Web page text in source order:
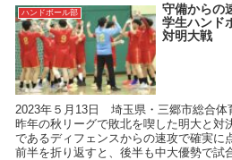
ハンドボール部
守備からの
学生ハンド
対明大戦
2023年５月13日 埼玉県・三郷市総合体
昨年の秋リーグで敗北を喫した明大と対
であるディフェンスからの速攻で確実に
前半を折り返すと、後半も中大優勢で試